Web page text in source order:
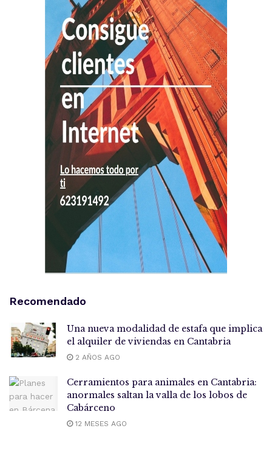
Recomendado
Una nueva modalidad de estafa que implica
el alquiler de viviendas en Cantabria
2 AÑOS AGO
Cerramientos para animales en Cantabria:
anormales saltan la valla de los lobos de
Cabárceno
12 MESES AGO